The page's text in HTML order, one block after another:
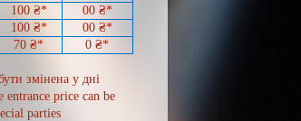
100 ₴* 00₴*
100 ₴* 00₴*
70 ₴* 0 ₴*
змінена у дні
entrance price can be
parties